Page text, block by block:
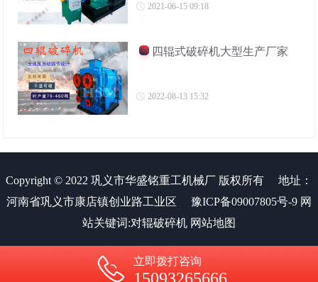
2021-06-15 09:18
四辊式破碎机大型生产厂家
2022-08-13 15:32
Copyright © 2022 巩义市华盛铭重工机械厂 版权所有
地址：
河南省巩义市康店镇创业路工业区
豫ICP备09007805号-9 网
站关键词:对辊破碎机 网站地图
立即拨打咨询